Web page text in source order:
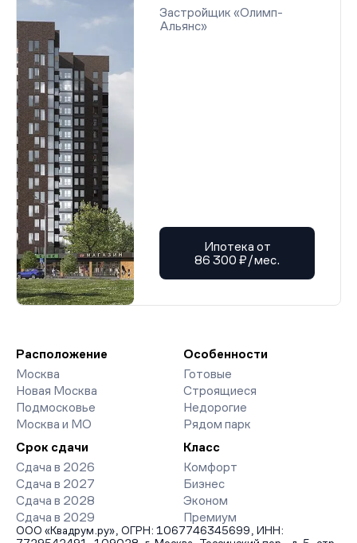
Застройщик «Олимп-
Альянс»
Ипотека от
86 300 ₽/мес.
Расположение
Москва
Новая Москва
Подмосковье
Москва и МО
Особенности
Готовые
Строящиеся
Недорогие
Рядом парк
Срок сдачи
Сдача в 2026
Сдача в 2027
Сдача в 2028
Сдача в 2029
Класс
Комфорт
Бизнес
Эконом
Премиум
ООО «Квадрум.ру», ОГРН: 1067746345699, ИНН: